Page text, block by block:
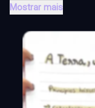
Mostrar mais